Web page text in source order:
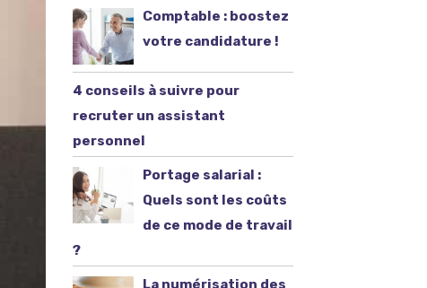
Comptable : boostez
votre candidature !
4 conseils à suivre pour
recruter un assistant
personnel
Portage salarial :
Quels sont les coûts
de ce mode de travail
?
La numérisation des